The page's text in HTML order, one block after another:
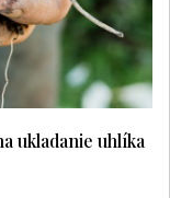
ukladanie uhlíka